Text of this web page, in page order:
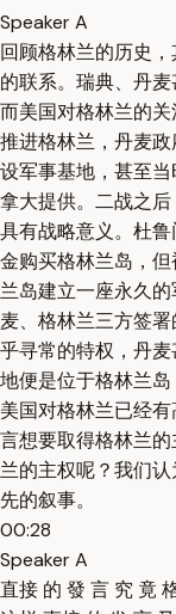
Speaker A
回顾格林兰的历史
的联系。瑞典、丹
而美国对格林兰的
推进格林兰，丹麦
设军事基地，甚至
拿大提供。二战之
具有战略意义。杜鲁
金购买格林兰岛，
兰岛建立一座永久
麦、格林兰三方签
乎寻常的特权，丹
地便是位于格林兰
美国对格林兰已经
言想要取得格林兰
兰的主权呢？我们
先的叙事。
00:28
Speaker A
直接 的 發 言 究 竟